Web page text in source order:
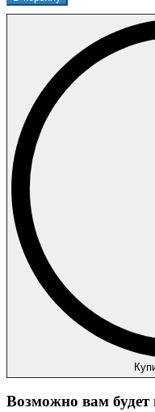
Возможно вам будет